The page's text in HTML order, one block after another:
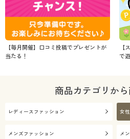
【毎月開催】口コミ投稿でプレゼントが
当たる！
【
で
商品カテゴリか
レディースファッション 女
メンズファッション メ